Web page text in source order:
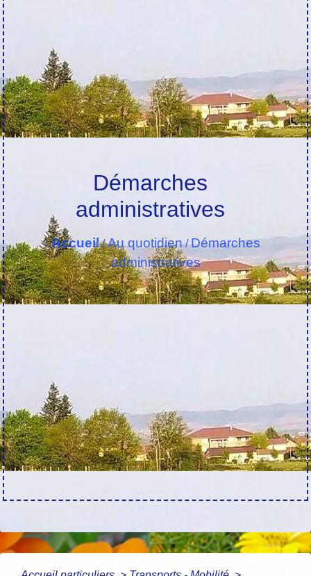
Démarches
administratives
Accueil/Au quotidien/Démarches
administratives